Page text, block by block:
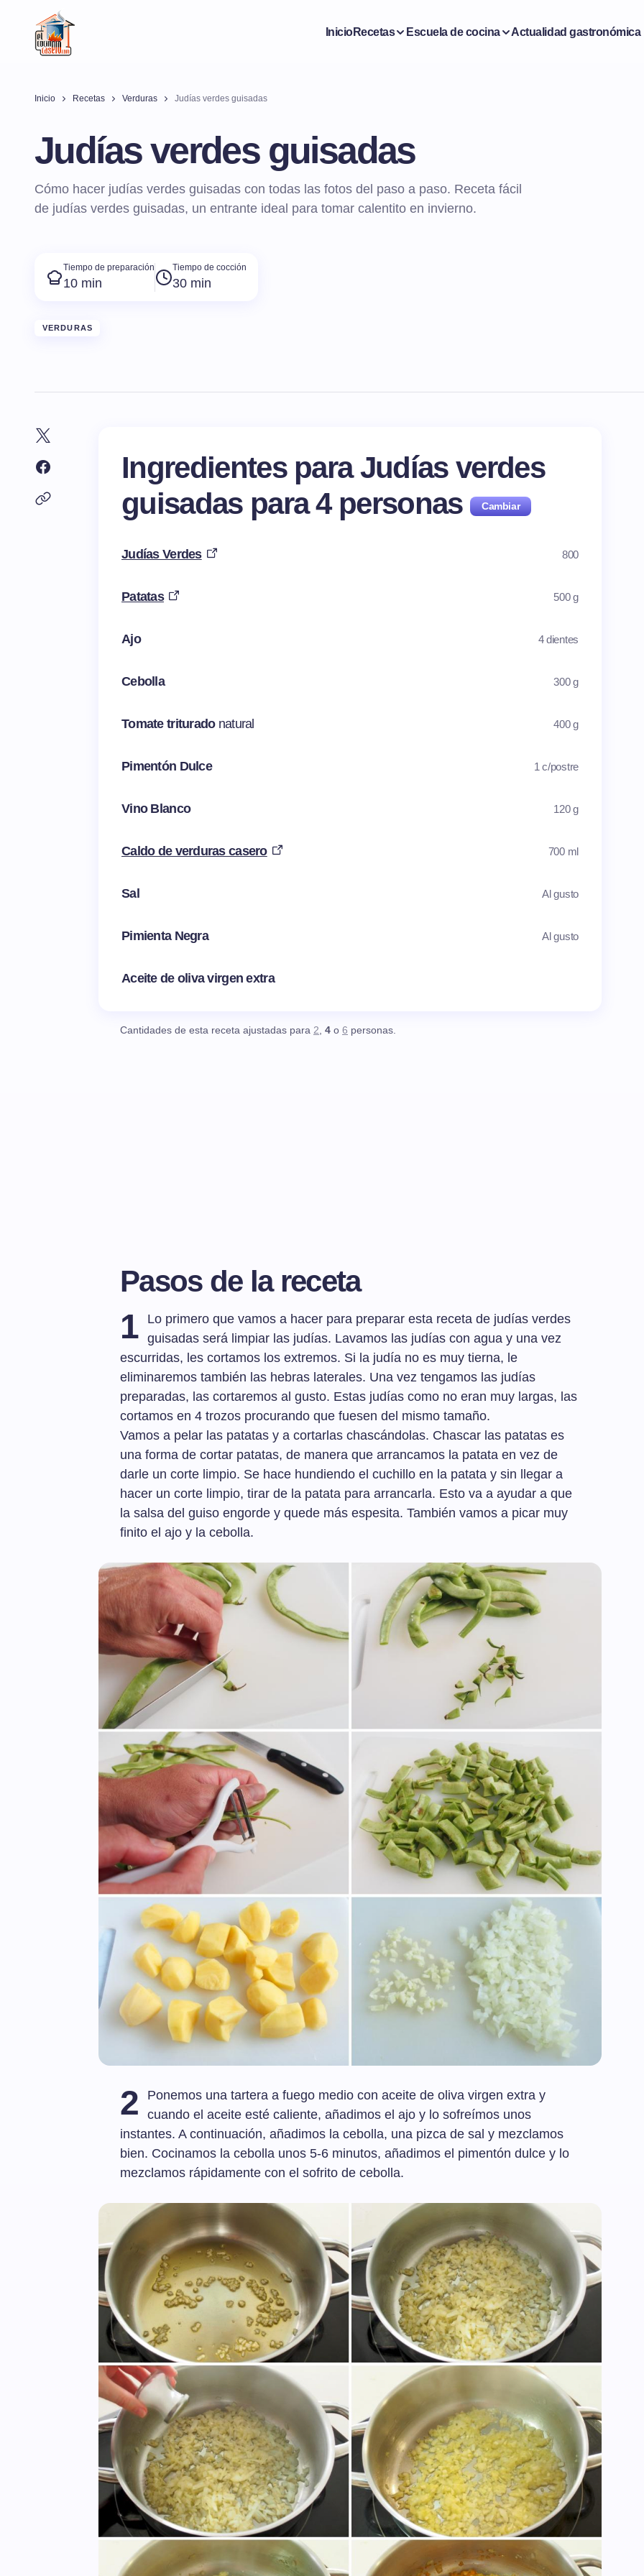
InicioRecetas Escuela de cocina Actualidad gastronómica
Inicio Recetas Verduras Judías verdes guisadas
Judías verdes guisadas
Cómo hacer judías verdes guisadas con todas las fotos del paso a paso. Receta fácil
de judías verdes guisadas, un entrante ideal para tomar calentito en invierno.
Tiempo de preparación
10 min
Tiempo de cocción
30 min
VERDURAS
Ingredientes para Judías verdes
guisadas para4 personas
Judías Verdes 800
Patatas 500 g
Ajo 4 dientes
Cebolla 300 g
Tomate triturado natural 400 g
Pimentón Dulce 1 c/postre
Vino Blanco 120 g
Caldo de verduras casero 700 ml
Sal Al gusto
Pimienta Negra Al gusto
Aceite de oliva virgen extra
Cantidades de esta receta ajustadas para 2, 4 o 6 personas.
Pasos de la receta
1
Lo primero que vamos a hacer para preparar esta receta de judías verdes
guisadas será limpiar las judías. Lavamos las judías con agua y una vez
escurridas, les cortamos los extremos. Si la judía no es muy tierna, le
eliminaremos también las hebras laterales. Una vez tengamos las judías
preparadas, las cortaremos al gusto. Estas judías como no eran muy largas, las
cortamos en 4 trozos procurando que fuesen del mismo tamaño.
Vamos a pelar las patatas y a cortarlas chascándolas. Chascar las patatas es
una forma de cortar patatas, de manera que arrancamos la patata en vez de
darle un corte limpio. Se hace hundiendo el cuchillo en la patata y sin llegar a
hacer un corte limpio, tirar de la patata para arrancarla. Esto va a ayudar a que
la salsa del guiso engorde y quede más espesita. También vamos a picar muy
finito el ajo y la cebolla.
2
Ponemos una tartera a fuego medio con aceite de oliva virgen extra y
cuando el aceite esté caliente, añadimos el ajo y lo sofreímos unos
instantes. A continuación, añadimos la cebolla, una pizca de sal y mezclamos
bien. Cocinamos la cebolla unos 5-6 minutos, añadimos el pimentón dulce y lo
mezclamos rápidamente con el sofrito de cebolla.